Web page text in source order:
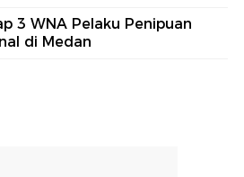
3 WNA Pelaku Penipuan
di Medan